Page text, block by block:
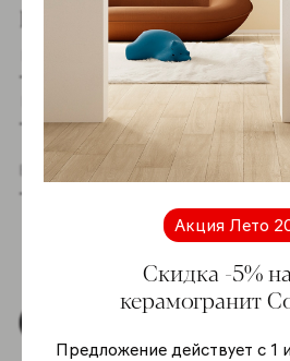
Акция Лето
Скидка -5%
керамогранит
Предложение действует с 1
Подпишитесь на
Я даю согласие на
моих персональных
Политике в отношении
персональных данных*